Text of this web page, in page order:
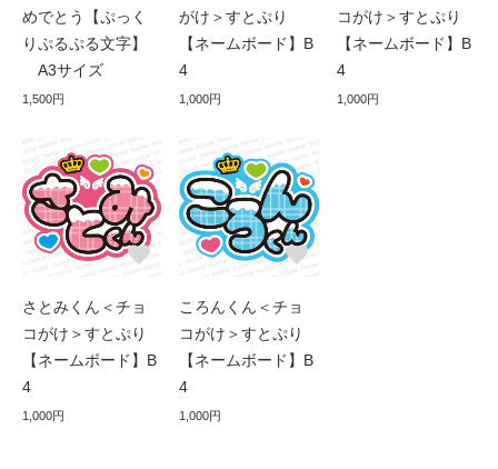
めでとう【ぷっく
りぷるぷる文字】
A3サイズ
1,500円
がけ＞すとぷり
【ネームボード】B
4
1,000円
コがけ＞すとぷり
【ネームボード】B
4
1,000円
さとみくん＜チョ
コがけ＞すとぷり
【ネームボード】B
4
1,000円
ころんくん＜チョ
コがけ＞すとぷり
【ネームボード】B
4
1,000円